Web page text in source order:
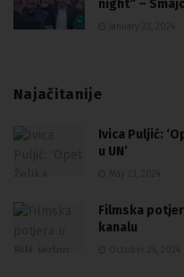
night“ –
Najačitanije
Ivica Puljić:
u UN’
Filmska
kanalu